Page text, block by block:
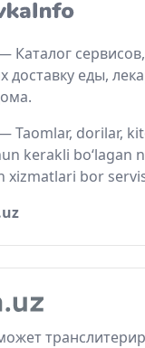
Каталог сервисов,
еды,
Taomlar, dorilar,
kerakli bo‘lagan
xizmatlari bor